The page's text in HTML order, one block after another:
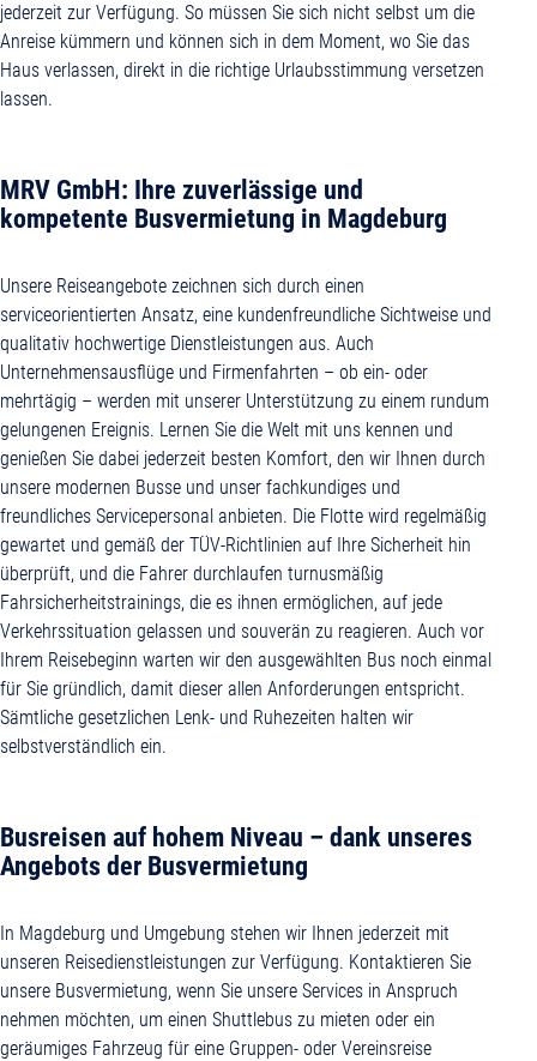
jederzeit zur Verfügung. So müssen Sie sich nicht selbst um die
Anreise kümmern und können sich in dem Moment, wo Sie das
Haus verlassen, direkt in die richtige Urlaubsstimmung versetzen
lassen.
MRV GmbH: Ihre zuverlässige und
kompetente Busvermietung in Magdeburg
Unsere Reiseangebote zeichnen sich durch einen
serviceorientierten Ansatz, eine kundenfreundliche Sichtweise und
qualitativ hochwertige Dienstleistungen aus. Auch
Unternehmensausflüge und Firmenfahrten – ob ein- oder
mehrtägig – werden mit unserer Unterstützung zu einem rundum
gelungenen Ereignis. Lernen Sie die Welt mit uns kennen und
genießen Sie dabei jederzeit besten Komfort, den wir Ihnen durch
unsere modernen Busse und unser fachkundiges und
freundliches Servicepersonal anbieten. Die Flotte wird regelmäßig
gewartet und gemäß der TÜV-Richtlinien auf Ihre Sicherheit hin
überprüft, und die Fahrer durchlaufen turnusmäßig
Fahrsicherheitstrainings, die es ihnen ermöglichen, auf jede
Verkehrssituation gelassen und souverän zu reagieren. Auch vor
Ihrem Reisebeginn warten wir den ausgewählten Bus noch einmal
für Sie gründlich, damit dieser allen Anforderungen entspricht.
Sämtliche gesetzlichen Lenk- und Ruhezeiten halten wir
selbstverständlich ein.
Busreisen auf hohem Niveau – dank unseres
Angebots der Busvermietung
In Magdeburg und Umgebung stehen wir Ihnen jederzeit mit
unseren Reisedienstleistungen zur Verfügung. Kontaktieren Sie
unsere Busvermietung, wenn Sie unsere Services in Anspruch
nehmen möchten, um einen Shuttlebus zu mieten oder ein
geräumiges Fahrzeug für eine Gruppen- oder Vereinsreise